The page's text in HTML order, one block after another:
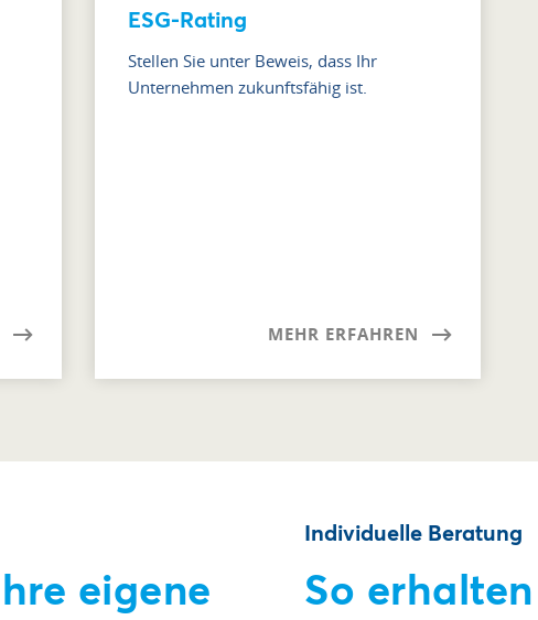
ESG-Rating
Stellen Sie unter Beweis, dass Ihr
Unternehmen zukunftsfähig ist.
MEHR ERFAHREN
eigene
Individuelle Beratung
So